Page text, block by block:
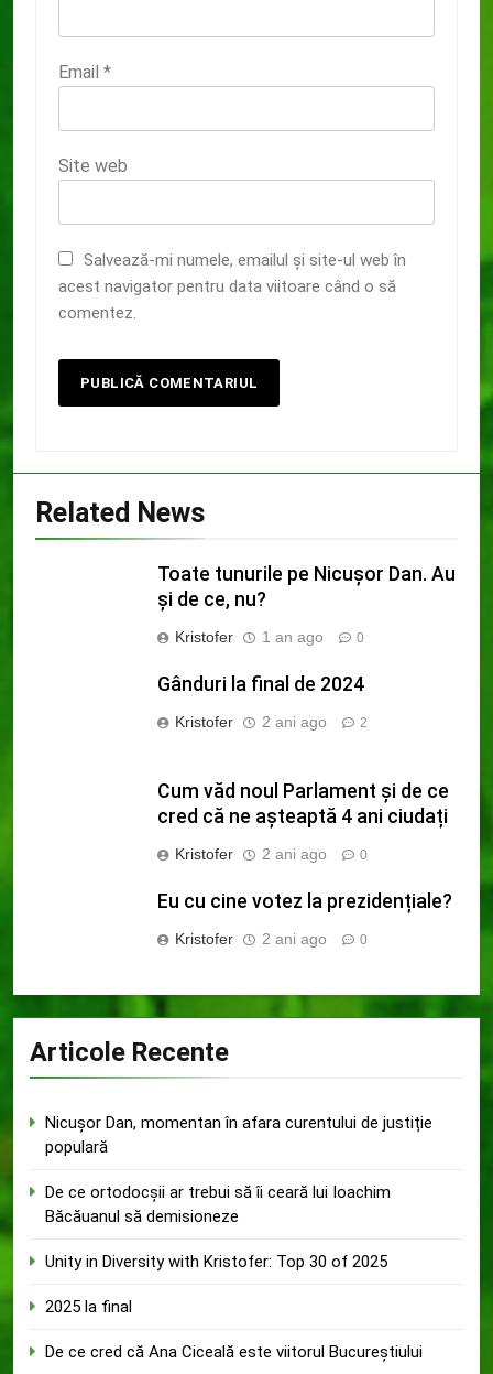
Email *
Site web
Salvează-mi numele, emailul și site-ul web în
acest navigator pentru data viitoare când o să
comentez.
Related News
Toate tunurile pe Nicușor Dan. Au
și de ce, nu?
Kristofer 1 an ago 0
Gânduri la final de 2024
Kristofer 2 ani ago 2
Cum văd noul Parlament și de ce
cred că ne așteaptă 4 ani ciudați
Kristofer 2 ani ago 0
Eu cu cine votez la prezidențiale?
Kristofer 2 ani ago 0
Articole Recente
Nicușor Dan, momentan în afara curentului de justiție
populară
De ce ortodocșii ar trebui să îi ceară lui Ioachim
Băcăuanul să demisioneze
Unity in Diversity with Kristofer: Top 30 of 2025
2025 la final
De ce cred că Ana Ciceală este viitorul Bucureștiului